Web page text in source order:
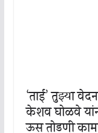
‘ताई’ तुझ्या
केशव घोळवे
ऊस तोडणी